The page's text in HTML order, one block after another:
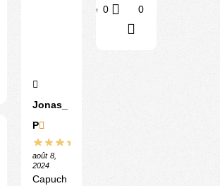
Jonas_
P
août 8,
2024
Capuch
Utile 0 0